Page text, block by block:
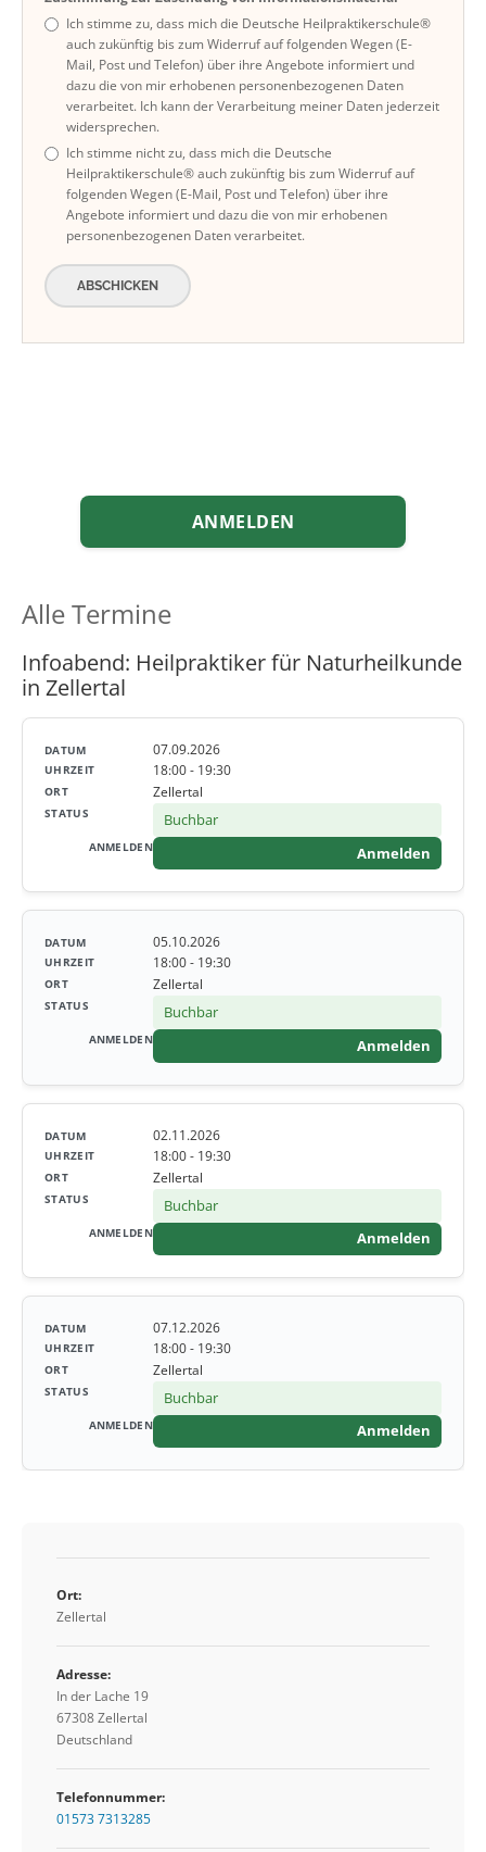
Ich stimme zu, dass mich die Deutsche Heilpraktikerschule®
auch zukünftig bis zum Widerruf auf folgenden Wegen (E-
Mail, Post und Telefon) über ihre Angebote informiert und
dazu die von mir erhobenen personenbezogenen Daten
verarbeitet. Ich kann der Verarbeitung meiner Daten jederzeit
widersprechen.
Ich stimme nicht zu, dass mich die Deutsche
Heilpraktikerschule® auch zukünftig bis zum Widerruf auf
folgenden Wegen (E-Mail, Post und Telefon) über ihre
Angebote informiert und dazu die von mir erhobenen
personenbezogenen Daten verarbeitet.
ABSCHICKEN
ANMELDEN
Alle Termine
Infoabend: Heilpraktiker für Naturheilkunde
in Zellertal
07.09.2026
18:00 - 19:30
Zellertal
Buchbar
Anmelden
05.10.2026
18:00 - 19:30
Zellertal
Buchbar
Anmelden
02.11.2026
18:00 - 19:30
Zellertal
Buchbar
Anmelden
07.12.2026
18:00 - 19:30
Zellertal
Buchbar
Anmelden
Ort:
Zellertal
Adresse:
In der Lache 19
67308 Zellertal
Deutschland
Telefonnummer:
01573 7313285